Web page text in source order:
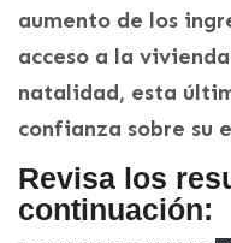
aumento de los
acceso a la
natalidad, esta
confianza sobre su
Revisa los
continuación: